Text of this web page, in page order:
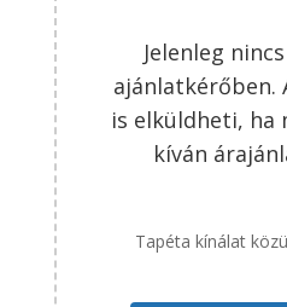
Jelenleg
ajánlatkérőben.
is elküldheti, ha
kíván
Tapéta kínálat